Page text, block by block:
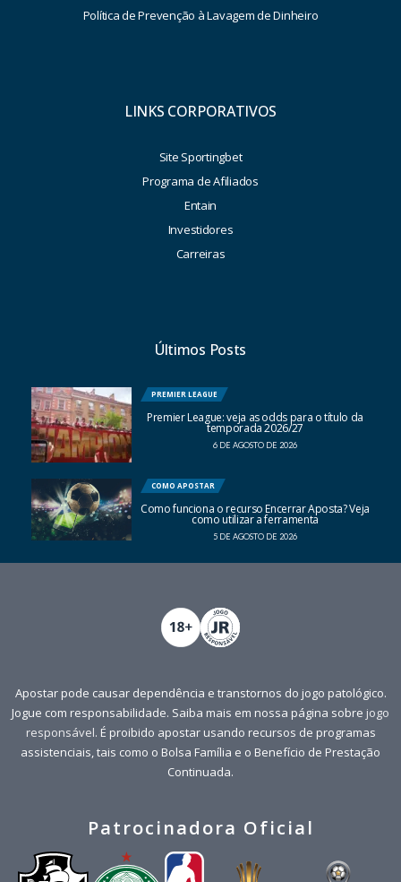
Política de Prevenção à Lavagem de Dinheiro
LINKS CORPORATIVOS
Site Sportingbet
Programa de Afiliados
Entain
Investidores
Carreiras
Últimos Posts
PREMIER LEAGUE
Premier League: veja as odds para o título da
temporada 2026/27
6 DE AGOSTO DE 2026
COMO APOSTAR
Como funciona o recurso Encerrar Aposta? Veja
como utilizar a ferramenta
5 DE AGOSTO DE 2026
Apostar pode causar dependência e transtornos do jogo patológico.
Jogue com responsabilidade. Saiba mais em nossa página sobre jogo
responsável. É proibido apostar usando recursos de programas
assistenciais, tais como o Bolsa Família e o Benefício de Prestação
Continuada.
Patrocinadora Oficial